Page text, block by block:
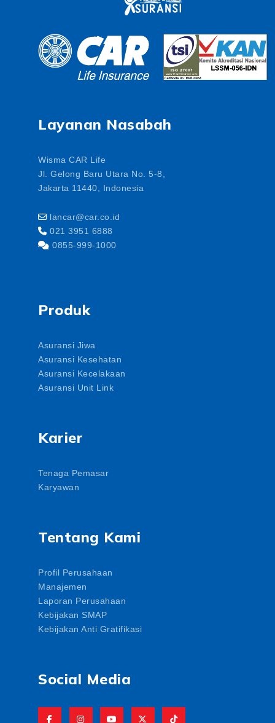
Layanan Nasabah
Wisma CAR Life
Jl. Gelong Baru Utara No. 5-8,
Jakarta 11440, Indonesia
lancar@car.co.id
021 3951 6888
0855-999-1000
Produk
Asuransi Jiwa
Asuransi Kesehatan
Asuransi Kecelakaan
Asuransi Unit Link
Karier
Tenaga Pemasar
Karyawan
Tentang Kami
Profil Perusahaan
Manajemen
Laporan Perusahaan
Kebijakan SMAP
Kebijakan Anti Gratifikasi
Social Media